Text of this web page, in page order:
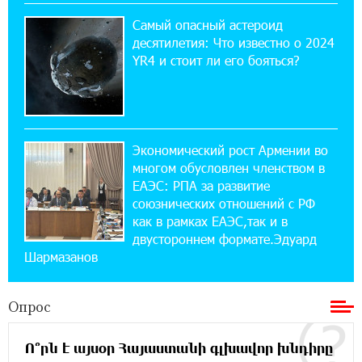
14:44:13 29-07-2026
Состоялось открытие Khachaturian Rooftop
при поддержке IDBank
18:38:18 28-07-2026
Пашинян ты упустил свой шанс уйти
спокойно. Аршак Карапетян
12:04:53 28-07-2026
Обновленный Центр продаж и обслуживания
Ucom открылся по адресу ул. Шаумяна, 24/2
в Арарате
22:28:49 27-07-2026
Никогда Нагорный Карабах не был в составе
независимого Азербайджана. Аршак
Самый опасный астероид
десятилетия: Что известно о 2024
YR4 и стоит ли его бояться?
Экономический рост Армении во
многом обусловлен членством в
ЕАЭС: РПА за развитие
союзнических отношений с РФ
как в рамках ЕАЭС,так и в
двустороннем формате.Эдуард
Шармазанов
Опрос
Ո՞րն է այսօր Հայաստանի գլխավոր խնդիրը